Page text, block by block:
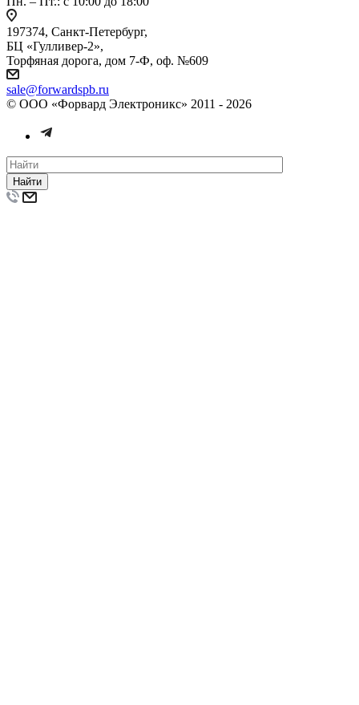
197374, Санкт-Петербург,
БЦ «Гулливер-2»,
Торфяная дорога, дом 7-Ф, оф. №609
sale@forwardspb.ru
© ООО «Форвард Электроникс» 2011 - 2026
Найти